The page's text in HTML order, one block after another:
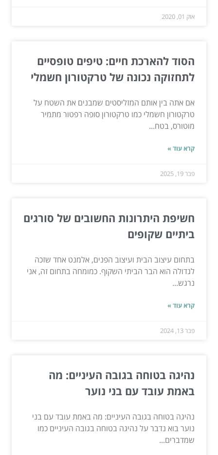
אוק 01, 2020
הסוד להארכת חיים: טיפים טופסיים
לתחזוקה נכונה של טרקטורון חשמלי
אם אתה בין אותם המזליסטים שמבנים את השטח על
טרקטורון חשמלי כמו טרקטורון סופה רפטור מתמיר
מוטורס, בטח...
קרא עוד »
פבר 19, 2025
חשיפת היתרונות החשובים של סורגים
ביתיים שקופים
בתחום עיצוב הבית ועיצוב הפנים, אלמנט אחד שזכה
לגדולה הוא הבר הביתי השקוף. כמומחה בתחום זה, אני
נרגש...
קרא עוד »
פבר 13, 2024
נהיגה בטוחה בגובה העיניים: מה
באמת עובד עם בני נוער
נהיגה בטוחה בגובה העיניים: מה באמת עובד עם בני
נוער בוא נדבר על נהיגה בטוחה בגובה העיניים כמו
שמדברים...